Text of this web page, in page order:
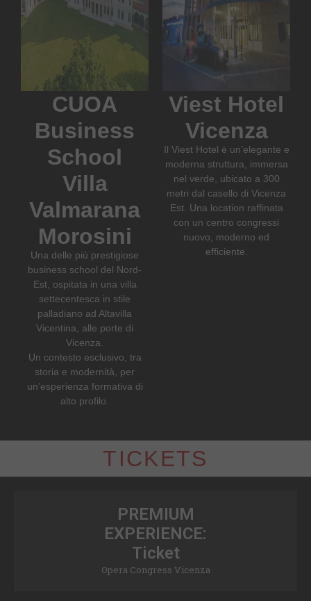
CUOA
Business
School
Villa
Valmarana
Morosini
Una delle più prestigiose
business school del Nord-
Est, ospitata in una villa
settecentesca in stile
palladiano ad Altavilla
Vicentina, alle porte di
Vicenza.
Un contesto esclusivo, tra
storia e modernità, per
un’esperienza formativa di
alto profilo.
Viest Hotel
Vicenza
Il Viest Hotel è un’elegante e
moderna struttura, immersa
nel verde, ubicato a 300
metri dal casello di Vicenza
Est. Una location raffinata
con un centro congressi
nuovo, moderno ed
efficiente.
TICKETS
PREMIUM
EXPERIENCE:
Ticket
Opera Congress Vicenza